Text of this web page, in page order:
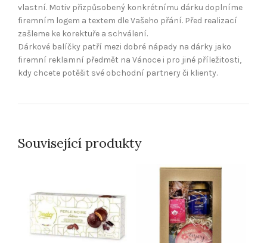
vlastní. Motiv přizpůsobený konkrétnímu dárku doplníme
firemním logem a textem dle Vašeho přání. Před realizací
zašleme ke korektuře a schválení.
Dárkové balíčky patří mezi dobré nápady na dárky jako
firemní reklamní předmět na Vánoce i pro jiné příležitosti,
kdy chcete potěšit své obchodní partnery či klienty.
Související produkty